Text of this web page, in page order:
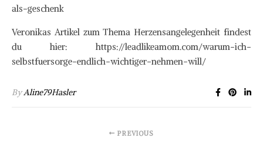
als-geschenk
Veronikas Artikel zum Thema Herzensangelegenheit findest
du hier: https://leadlikeamom.com/warum-ich-
selbstfuersorge-endlich-wichtiger-nehmen-will/
ByAline79Hasler
PREVIOUS